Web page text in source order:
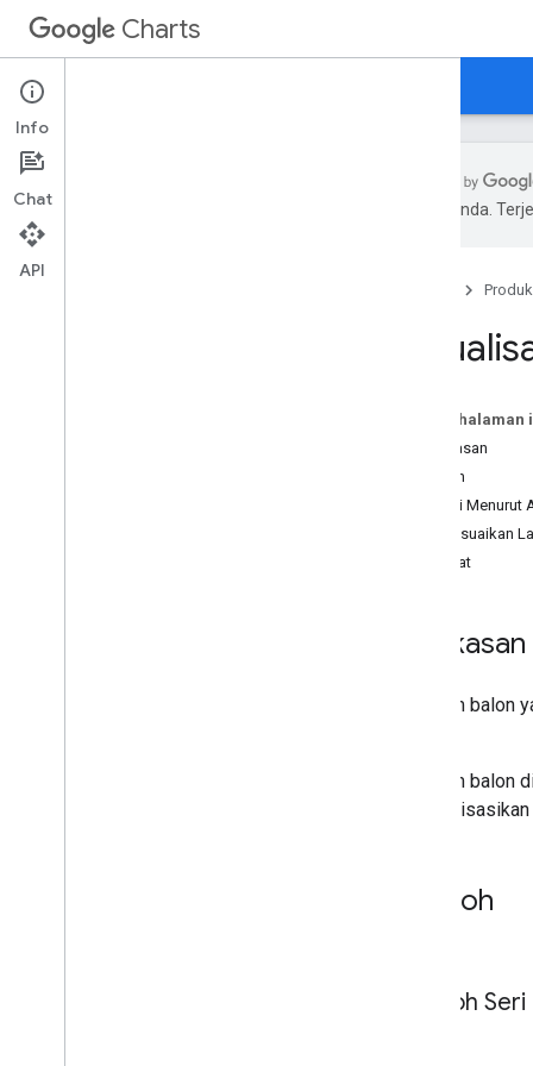
Charts
Ikhtisar
pilihan Anda.
Produk
Pada halaman
Ringkasan
Contoh
Warnai Menurut
Menyesuaikan
Memuat
Ringkasan
Diagram balon
Diagram balon
Contoh
Info
Chat
API